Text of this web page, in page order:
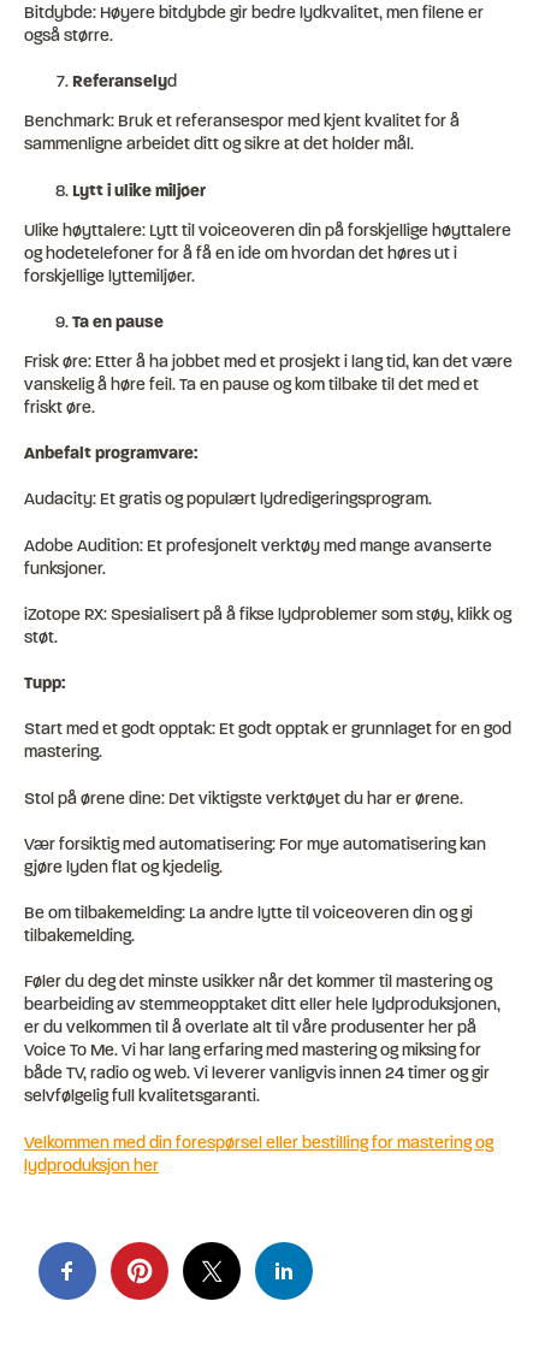
Bitdybde: Høyere bitdybde gir bedre lydkvalitet, men filene er
også større.
Referanselyd
Benchmark: Bruk et referansespor med kjent kvalitet for å
sammenligne arbeidet ditt og sikre at det holder mål.
Lytt i ulike miljøer
Ulike høyttalere: Lytt til voiceoveren din på forskjellige høyttalere
og hodetelefoner for å få en ide om hvordan det høres ut i
forskjellige lyttemiljøer.
Ta en pause
Frisk øre: Etter å ha jobbet med et prosjekt i lang tid, kan det være
vanskelig å høre feil. Ta en pause og kom tilbake til det med et
friskt øre.
Anbefalt programvare:
Audacity: Et gratis og populært lydredigeringsprogram.
Adobe Audition: Et profesjonelt verktøy med mange avanserte
funksjoner.
iZotope RX: Spesialisert på å fikse lydproblemer som støy, klikk og
støt.
Tupp:
Start med et godt opptak: Et godt opptak er grunnlaget for en god
mastering.
Stol på ørene dine: Det viktigste verktøyet du har er ørene.
Vær forsiktig med automatisering: For mye automatisering kan
gjøre lyden flat og kjedelig.
Be om tilbakemelding: La andre lytte til voiceoveren din og gi
tilbakemelding.
Føler du deg det minste usikker når det kommer til mastering og
bearbeiding av stemmeopptaket ditt eller hele lydproduksjonen,
er du velkommen til å overlate alt til våre produsenter her på
Voice To Me. Vi har lang erfaring med mastering og miksing for
både TV, radio og web. Vi leverer vanligvis innen 24 timer og gir
selvfølgelig full kvalitetsgaranti.
Velkommen med din forespørsel eller bestilling for mastering og
lydproduksjon her